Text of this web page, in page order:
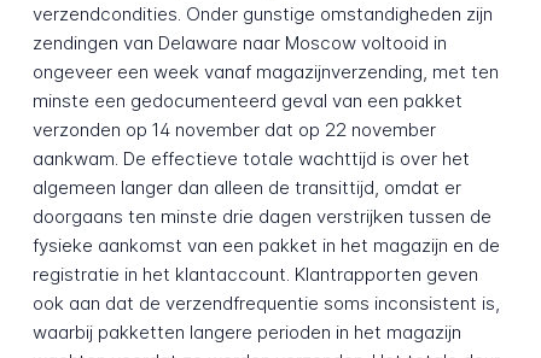
verzend­condities. Onder gunstige omstandigheden zijn
zendingen van Delaware naar Moscow voltooid in
ongeveer een week vanaf magazijn­verzending, met ten
minste een gedocumenteerd geval van een pakket
verzonden op 14 november dat op 22 november
aankwam. De effectieve totale wachttijd is over het
algemeen langer dan alleen de transittijd, omdat er
doorgaans ten minste drie dagen verstrijken tussen de
fysieke aankomst van een pakket in het magazijn en de
registratie in het klantaccount. Klant­rapporten geven
ook aan dat de verzend­frequentie soms inconsistent is,
waarbij pakketten langere perioden in het magazijn